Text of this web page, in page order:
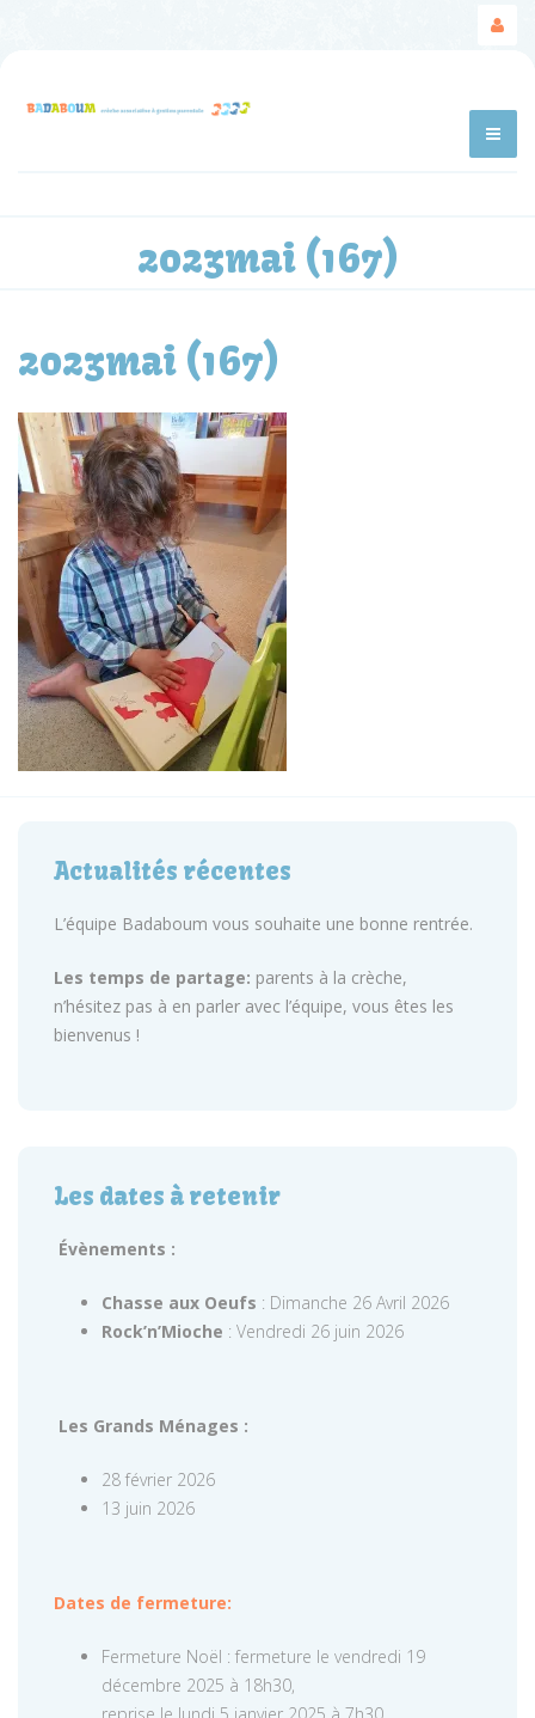
2023mai (167)
2023mai (167)
Actualités récentes
L’équipe Badaboum vous souhaite une bonne rentrée.
Les temps de partage: parents à la crèche,
n’hésitez pas à en parler avec l’équipe, vous êtes les
bienvenus !
Les dates à retenir
Évènements :
Chasse aux Oeufs : Dimanche 26 Avril 2026
Rock’n’Mioche : Vendredi 26 juin 2026
Les Grands Ménages :
28 février 2026
13 juin 2026
Dates de fermeture:
Fermeture Noël : fermeture le vendredi 19
décembre 2025 à 18h30,